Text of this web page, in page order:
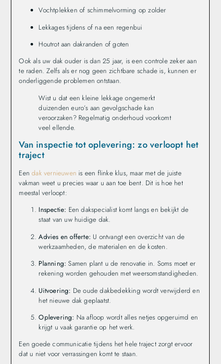
Vochtplekken of schimmelvorming op zolder
Lekkages tijdens of na een regenbui
Houtrot aan dakranden of goten
Ook als uw dak ouder is dan 25 jaar, is een controle zeker aan
te raden. Zelfs als er nog geen zichtbare schade is, kunnen er
onderliggende problemen ontstaan.
Wist u dat een kleine lekkage ongemerkt
duizenden euro’s aan gevolgschade kan
veroorzaken? Regelmatig onderhoud voorkomt
veel ellende.
Van inspectie tot oplevering: zo verloopt het
traject
Eendak vernieuwen is een flinke klus, maar met de juiste
vakman weet u precies waar u aan toe bent. Dit is hoe het
meestal verloopt:
Inspectie: Een dakspecialist komt langs en bekijkt de
staat van uw huidige dak.
Advies en offerte: U ontvangt een overzicht van de
werkzaamheden, de materialen en de kosten.
Planning: Samen plant u de renovatie in. Soms moet er
rekening worden gehouden met weersomstandigheden.
Uitvoering: De oude dakbedekking wordt verwijderd en
het nieuwe dak geplaatst.
Oplevering: Na afloop wordt alles netjes opgeruimd en
krijgt u vaak garantie op het werk.
Een goede communicatie tijdens het hele traject zorgt ervoor
dat u niet voor verrassingen komt te staan.